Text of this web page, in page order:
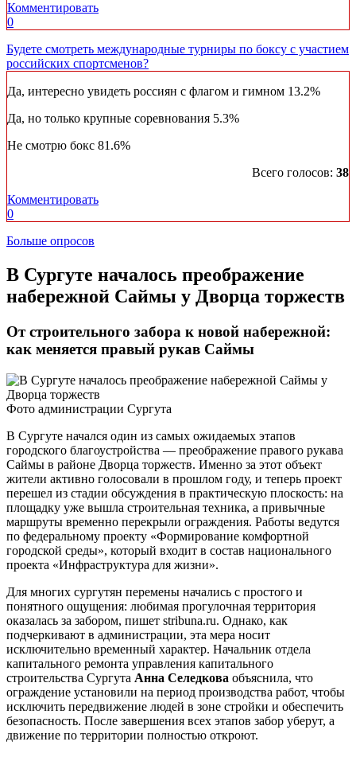
Комментировать
0
Будете смотреть международные турниры по боксу с участием
российских спортсменов?
Да, интересно увидеть россиян с флагом и гимном 13.2%
Да, но только крупные соревнования 5.3%
Не смотрю бокс 81.6%
Всего голосов: 38
Комментировать
0
Больше опросов
​В Сургуте началось преображение
набережной Саймы у Дворца торжеств
От строительного забора к новой набережной:
как меняется правый рукав Саймы
Фото администрации Сургута
В Сургуте начался один из самых ожидаемых этапов
городского благоустройства — преображение правого рукава
Саймы в районе Дворца торжеств. Именно за этот объект
жители активно голосовали в прошлом году, и теперь проект
перешел из стадии обсуждения в практическую плоскость: на
площадку уже вышла строительная техника, а привычные
маршруты временно перекрыли ограждения. Работы ведутся
по федеральному проекту «Формирование комфортной
городской среды», который входит в состав национального
проекта «Инфраструктура для жизни».
Для многих сургутян перемены начались с простого и
понятного ощущения: любимая прогулочная территория
оказалась за забором, пишет stribuna.ru. Однако, как
подчеркивают в администрации, эта мера носит
исключительно временный характер. Начальник отдела
капитального ремонта управления капитального
строительства Сургута Анна Селедкова объяснила, что
ограждение установили на период производства работ, чтобы
исключить передвижение людей в зоне стройки и обеспечить
безопасность. После завершения всех этапов забор уберут, а
движение по территории полностью откроют.